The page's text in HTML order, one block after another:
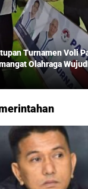
Turnamen Voli
Olahraga
Rozadi dan